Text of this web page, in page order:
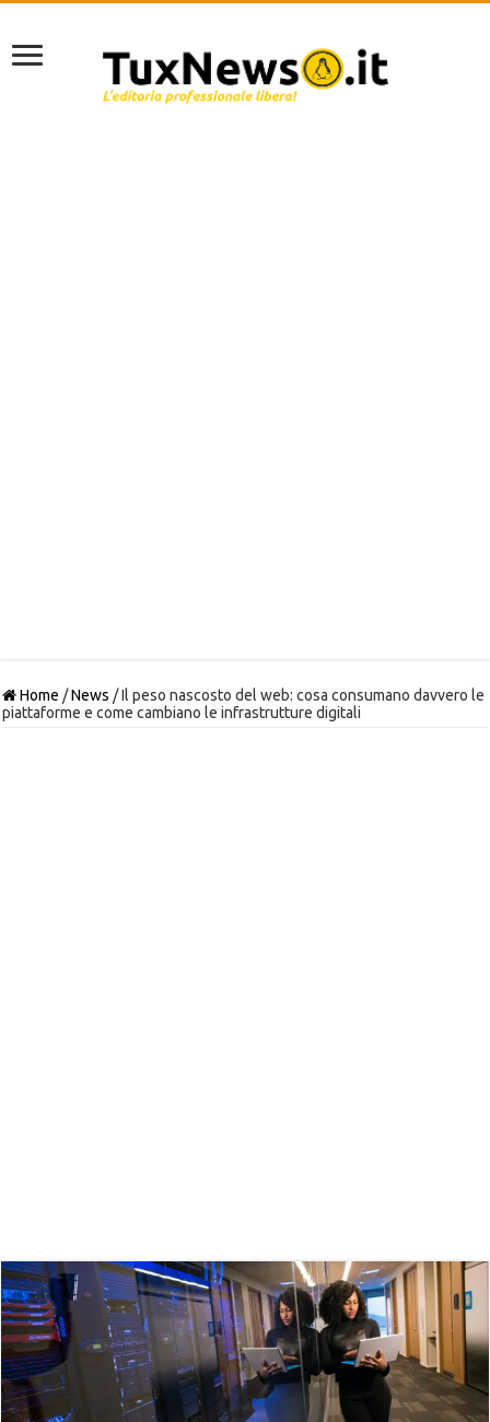
Home /News /Il peso nascosto del web: cosa consumano davvero le
piattaforme e come cambiano le infrastrutture digitali